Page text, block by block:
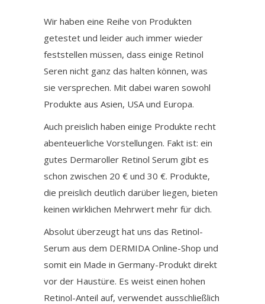
Wir haben eine Reihe von Produkten
getestet und leider auch immer wieder
feststellen müssen, dass einige Retinol
Seren nicht ganz das halten können, was
sie versprechen. Mit dabei waren sowohl
Produkte aus Asien, USA und Europa.
Auch preislich haben einige Produkte recht
abenteuerliche Vorstellungen. Fakt ist: ein
gutes Dermaroller Retinol Serum gibt es
schon zwischen 20 € und 30 €. Produkte,
die preislich deutlich darüber liegen, bieten
keinen wirklichen Mehrwert mehr für dich.
Absolut überzeugt hat uns das Retinol-
Serum aus dem DERMIDA Online-Shop und
somit ein Made in Germany-Produkt direkt
vor der Haustüre. Es weist einen hohen
Retinol-Anteil auf, verwendet ausschließlich